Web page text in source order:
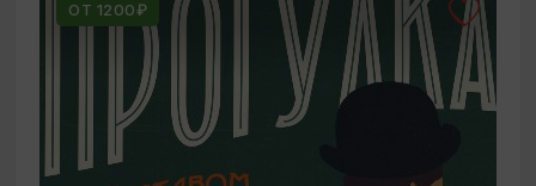
ОТ 1200₽